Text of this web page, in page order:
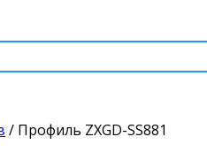
/ Профиль ZXGD-SS881